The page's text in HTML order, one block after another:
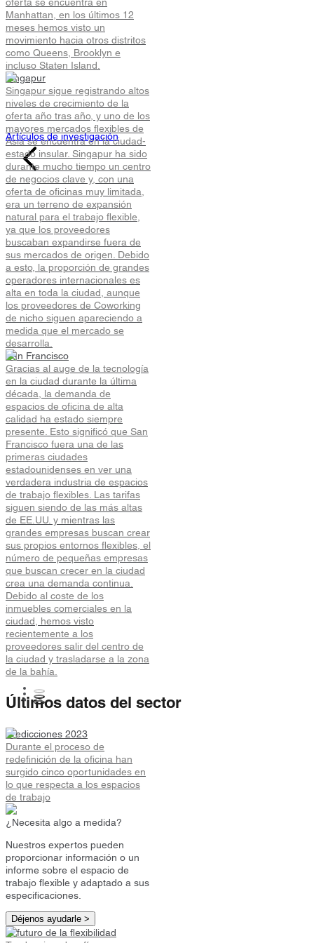
Flexibilícese
Lea las últimas opiniones, tendencias y otros estudios de
actualidad sobre el espacio de trabajo flexible a nivel
Artículos de investigación
oferta se encuentra en
Manhattan, en los últimos 12
meses hemos visto un
movimiento hacia otros distritos
como Queens, Brooklyn e
incluso Staten Island.
Singapur
Singapur sigue registrando altos
niveles de crecimiento de la
oferta año tras año, y uno de los
mayores mercados flexibles de
Asia se encuentra en la ciudad-
estado insular. Singapur ha sido
durante mucho tiempo un centro
de negocios clave y, con una
oferta de oficinas muy limitada,
era un terreno de expansión
natural para el trabajo flexible,
ya que los proveedores
buscaban expandirse fuera de
sus mercados de origen. Debido
a esto, la proporción de grandes
operadores internacionales es
alta en toda la ciudad, aunque
los proveedores de Coworking
de nicho siguen apareciendo a
medida que el mercado se
desarrolla.
San Francisco
Gracias al auge de la tecnología
en la ciudad durante la última
década, la demanda de
espacios de oficina de alta
calidad ha estado siempre
presente. Esto significó que San
Francisco fuera una de las
primeras ciudades
estadounidenses en ver una
verdadera industria de espacios
de trabajo flexibles. Las tarifas
siguen siendo de las más altas
de EE.UU. y mientras las
grandes empresas buscan crear
sus propios entornos flexibles, el
número de pequeñas empresas
que buscan crecer en la ciudad
crea una demanda continua.
Debido al coste de los
inmuebles comerciales en la
ciudad, hemos visto
recientemente a los
proveedores salir del centro de
la ciudad y trasladarse a la zona
de la bahía.
Últimos datos del sector
Predicciones 2023
Durante el proceso de
redefinición de la oficina han
surgido cinco oportunidades en
lo que respecta a los espacios
de trabajo
¿Necesita algo a medida?
Nuestros expertos pueden
proporcionar información o un
informe sobre el espacio de
trabajo flexible y adaptado a sus
especificaciones.
Déjenos ayudarle >
El futuro de la flexibilidad